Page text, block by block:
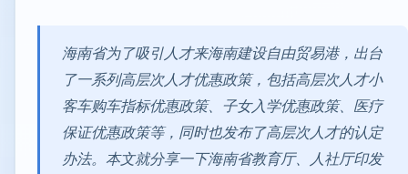
海南省为了吸引人才来海南建设自由贸易港，出台
了一系列高层次人才优惠政策，包括高层次人才小
客车购车指标优惠政策、子女入学优惠政策、医疗
保证优惠政策等，同时也发布了高层次人才的认定
办法。本文就分享一下海南省教育厅、人社厅印发